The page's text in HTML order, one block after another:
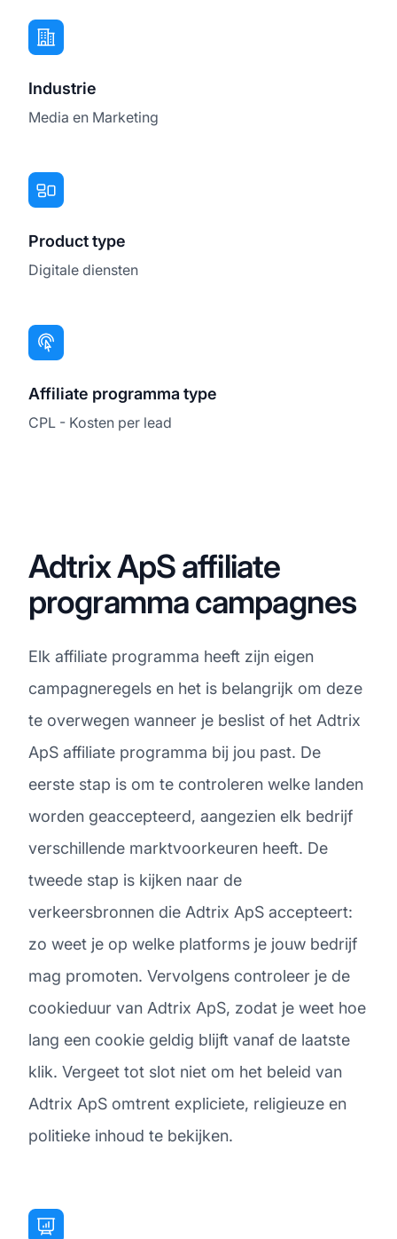
Industrie
Media en Marketing
Product type
Digitale diensten
Affiliate programma type
CPL - Kosten per lead
Adtrix ApS affiliate
programma campagnes
Elk affiliate programma heeft zijn eigen
campagneregels en het is belangrijk om deze
te overwegen wanneer je beslist of het Adtrix
ApS affiliate programma bij jou past. De
eerste stap is om te controleren welke landen
worden geaccepteerd, aangezien elk bedrijf
verschillende marktvoorkeuren heeft. De
tweede stap is kijken naar de
verkeersbronnen die Adtrix ApS accepteert:
zo weet je op welke platforms je jouw bedrijf
mag promoten. Vervolgens controleer je de
cookieduur van Adtrix ApS, zodat je weet hoe
lang een cookie geldig blijft vanaf de laatste
klik. Vergeet tot slot niet om het beleid van
Adtrix ApS omtrent expliciete, religieuze en
politieke inhoud te bekijken.